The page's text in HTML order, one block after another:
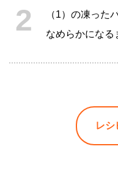
（1）の凍った
なめらかになる
レシ